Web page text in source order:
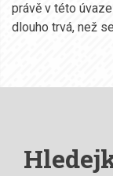
právě v této
dlouho trvá, než